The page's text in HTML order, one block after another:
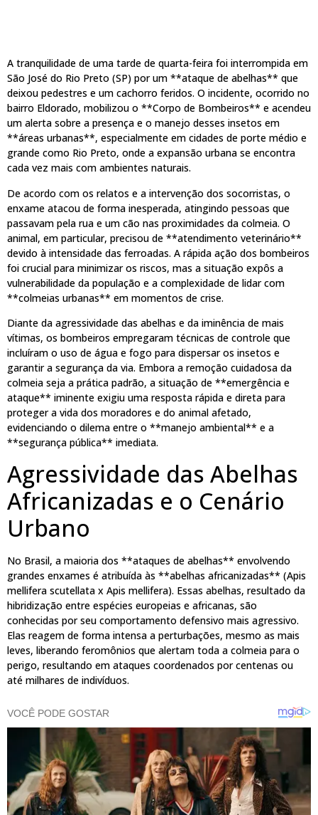
A tranquilidade de uma tarde de quarta-feira foi interrompida em
São José do Rio Preto (SP) por um **ataque de abelhas** que
deixou pedestres e um cachorro feridos. O incidente, ocorrido no
bairro Eldorado, mobilizou o **Corpo de Bombeiros** e acendeu
um alerta sobre a presença e o manejo desses insetos em
**áreas urbanas**, especialmente em cidades de porte médio e
grande como Rio Preto, onde a expansão urbana se encontra
cada vez mais com ambientes naturais.
De acordo com os relatos e a intervenção dos socorristas, o
enxame atacou de forma inesperada, atingindo pessoas que
passavam pela rua e um cão nas proximidades da colmeia. O
animal, em particular, precisou de **atendimento veterinário**
devido à intensidade das ferroadas. A rápida ação dos bombeiros
foi crucial para minimizar os riscos, mas a situação expôs a
vulnerabilidade da população e a complexidade de lidar com
**colmeias urbanas** em momentos de crise.
Diante da agressividade das abelhas e da iminência de mais
vítimas, os bombeiros empregaram técnicas de controle que
incluíram o uso de água e fogo para dispersar os insetos e
garantir a segurança da via. Embora a remoção cuidadosa da
colmeia seja a prática padrão, a situação de **emergência e
ataque** iminente exigiu uma resposta rápida e direta para
proteger a vida dos moradores e do animal afetado,
evidenciando o dilema entre o **manejo ambiental** e a
**segurança pública** imediata.
Agressividade das Abelhas
Africanizadas e o Cenário
Urbano
No Brasil, a maioria dos **ataques de abelhas** envolvendo
grandes enxames é atribuída às **abelhas africanizadas** (Apis
mellifera scutellata x Apis mellifera). Essas abelhas, resultado da
hibridização entre espécies europeias e africanas, são
conhecidas por seu comportamento defensivo mais agressivo.
Elas reagem de forma intensa a perturbações, mesmo as mais
leves, liberando feromônios que alertam toda a colmeia para o
perigo, resultando em ataques coordenados por centenas ou
até milhares de indivíduos.